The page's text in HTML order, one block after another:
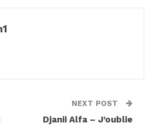
NEXT POST
Djanii Alfa – J’oublie